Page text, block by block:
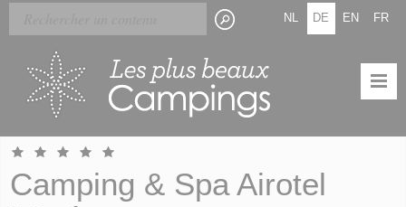
Skip
main
FR
EN
DE
NL
Camping & Spa Airotel
Cookie-Einstellungen